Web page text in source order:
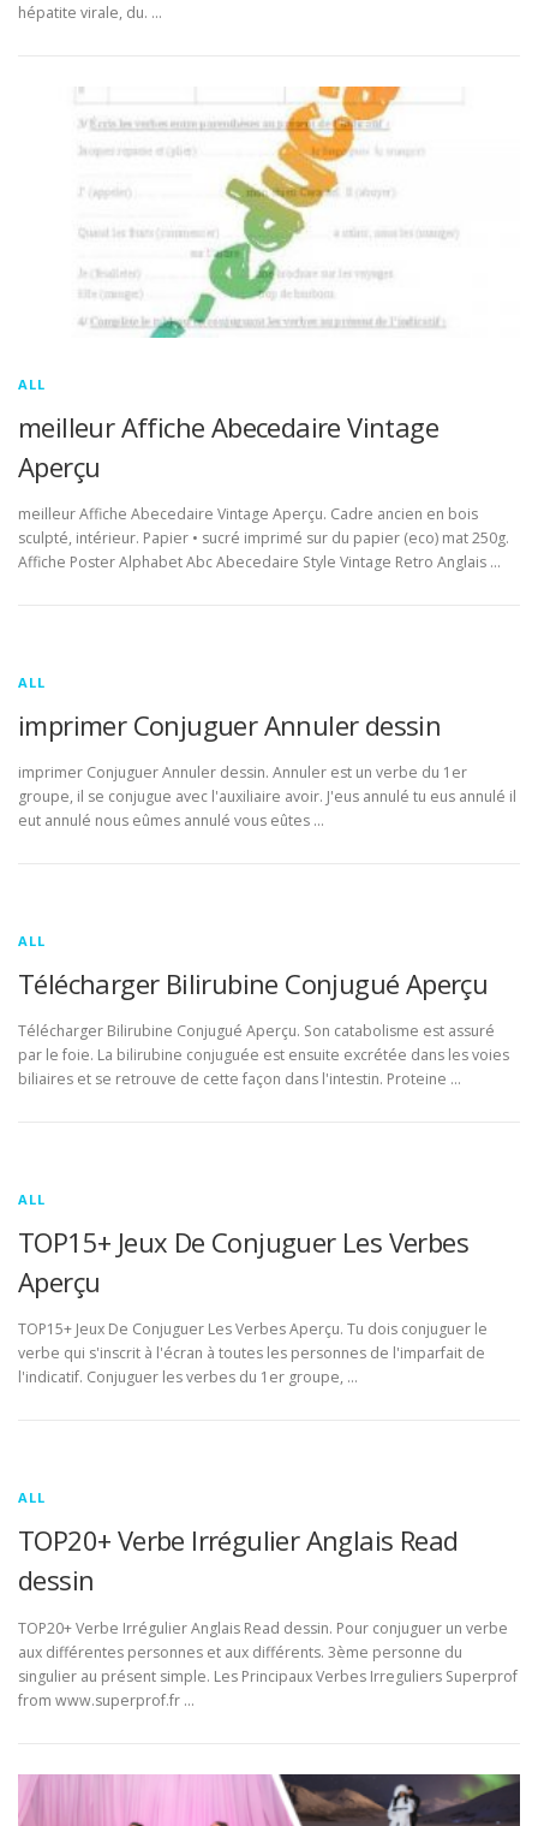
hépatite virale, du. …
ALL
meilleur Affiche Abecedaire Vintage
Aperçu
meilleur Affiche Abecedaire Vintage Aperçu. Cadre ancien en bois
sculpté, intérieur. Papier • sucré imprimé sur du papier (eco) mat 250g.
Affiche Poster Alphabet Abc Abecedaire Style Vintage Retro Anglais …
ALL
imprimer Conjuguer Annuler dessin
imprimer Conjuguer Annuler dessin. Annuler est un verbe du 1er
groupe, il se conjugue avec l'auxiliaire avoir. J'eus annulé tu eus annulé il
eut annulé nous eûmes annulé vous eûtes …
ALL
Télécharger Bilirubine Conjugué Aperçu
Télécharger Bilirubine Conjugué Aperçu. Son catabolisme est assuré
par le foie. La bilirubine conjuguée est ensuite excrétée dans les voies
biliaires et se retrouve de cette façon dans l'intestin. Proteine …
ALL
TOP15+ Jeux De Conjuguer Les Verbes
Aperçu
TOP15+ Jeux De Conjuguer Les Verbes Aperçu. Tu dois conjuguer le
verbe qui s'inscrit à l'écran à toutes les personnes de l'imparfait de
l'indicatif. Conjuguer les verbes du 1er groupe, …
ALL
TOP20+ Verbe Irrégulier Anglais Read
dessin
TOP20+ Verbe Irrégulier Anglais Read dessin. Pour conjuguer un verbe
aux différentes personnes et aux différents. 3ème personne du
singulier au présent simple. Les Principaux Verbes Irreguliers Superprof
from www.superprof.fr …